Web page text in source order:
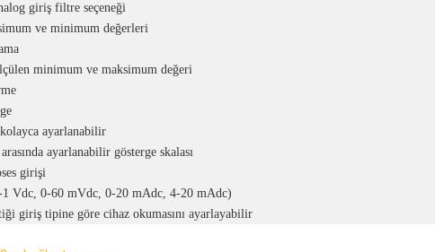
giriş filtre seçeneği
ve minimum değerleri
minimum ve maksimum değeri
ayarlanabilir
ayarlanabilir gösterge skalası
girişi
Vdc, 0-60 mVdc, 0-20 mAdc, 4-20 mAdc)
giriş tipine göre cihaz okumasını ayarlayabilir